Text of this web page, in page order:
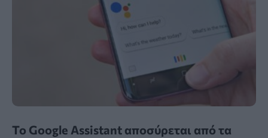
Το Google Assistant αποσύρεται από τα